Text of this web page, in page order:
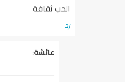
الحب ثقافة
رد
يقول
عائشة: